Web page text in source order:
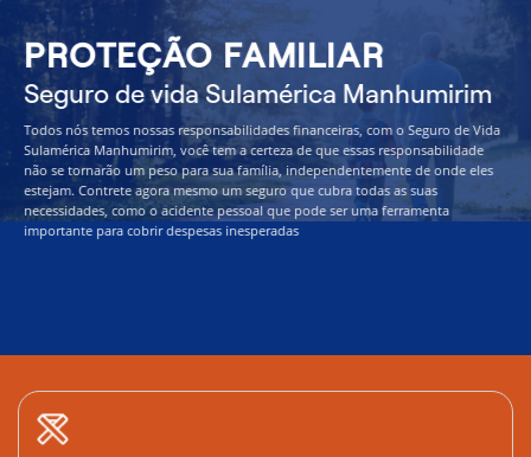
PROTEÇÃO FAMILIAR
Seguro de vida Sulamérica Manhumirim
Todos nós temos nossas responsabilidades financeiras, com o Seguro de Vida
Sulamérica Manhumirim, você tem a certeza de que essas responsabilidade
não se tornarão um peso para sua família, independentemente de onde eles
estejam. Contrete agora mesmo um seguro que cubra todas as suas
necessidades, como o acidente pessoal que pode ser uma ferramenta
importante para cobrir despesas inesperadas